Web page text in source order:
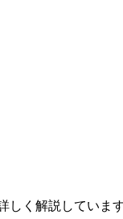
しく解説していま